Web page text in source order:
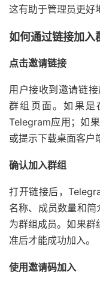
这有助于管理员更好
如何通过链接加入
点击邀请链接
用户接收到邀请链
群组页面。如果是
Telegram应用；如
或提示下载桌面客户
确认加入群组
打开链接后，
名称、成员数量和简
为群组成员。如果群
准后才能成功加入。
使用邀请码加入